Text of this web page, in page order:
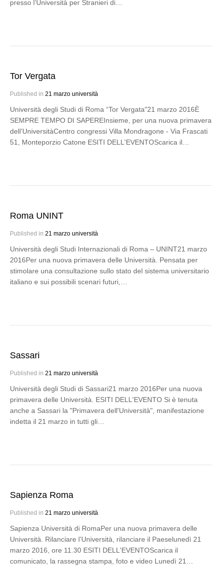
presso l’Università per Stranieri di…
Tor Vergata
Published in 21 marzo università
Università degli Studi di Roma “Tor Vergata"21 marzo 2016È
SEMPRE TEMPO DI SAPEREInsieme, per una nuova primavera
dell’UniversitàCentro congressi Villa Mondragone - Via Frascati
51, Monteporzio Catone ESITI DELL'EVENTOScarica il…
Roma UNINT
Published in 21 marzo università
Università degli Studi Internazionali di Roma – UNINT21 marzo
2016Per una nuova primavera delle Università. Pensata per
stimolare una consultazione sullo stato del sistema universitario
italiano e sui possibili scenari futuri,…
Sassari
Published in 21 marzo università
Università degli Studi di Sassari21 marzo 2016Per una nuova
primavera delle Università. ESITI DELL'EVENTO Si è tenuta
anche a Sassari la "Primavera dell'Università", manifestazione
indetta il 21 marzo in tutti gli…
Sapienza Roma
Published in 21 marzo università
Sapienza Università di RomaPer una nuova primavera delle
Università. Rilanciare l’Università, rilanciare il Paeselunedì 21
marzo 2016, ore 11.30 ESITI DELL'EVENTOScarica il
comunicato, la rassegna stampa, foto e video Lunedì 21…